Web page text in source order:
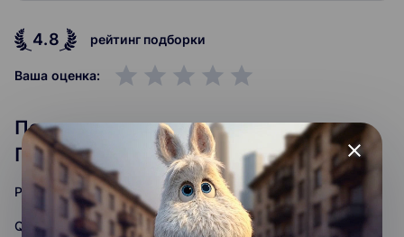
4.8 рейтинг подборки
Ваша оценка: grade grade grade grade grade
Популярные курсы:
Программирование
Python-разработка
QA-тестирование
close